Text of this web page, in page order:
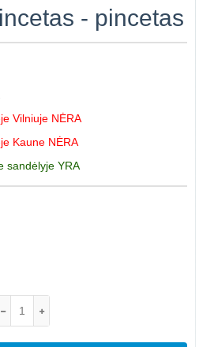
- pincetas
Vilniuje NĖRA
Kaune NĖRA
sandėlyje YRA